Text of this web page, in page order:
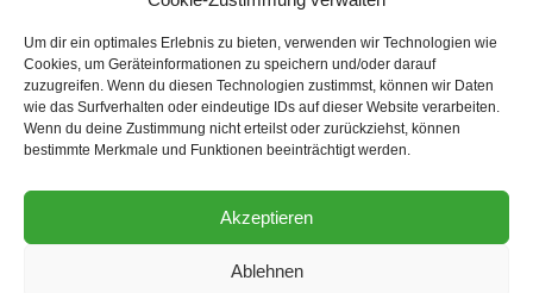
Um dir ein optimales Erlebnis zu bieten, verwenden wir Technologien wie
Cookies, um Geräteinformationen zu speichern und/oder darauf
zuzugreifen. Wenn du diesen Technologien zustimmst, können wir Daten
wie das Surfverhalten oder eindeutige IDs auf dieser Website verarbeiten.
Wenn du deine Zustimmung nicht erteilst oder zurückziehst, können
bestimmte Merkmale und Funktionen beeinträchtigt werden.
Akzeptieren
Ablehnen
weitere Nachrichten